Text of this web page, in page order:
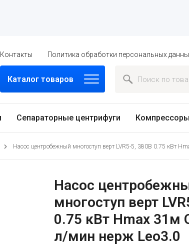
Контакты Политика обработки персональных
Каталог товаров
Сепараторные центрифуги Компрессоры
Насос центробежный многоступ верт LVR5-5, 380В 0.75 кВт
Насос
многоступ верт
0.75 кВт Hmax 31м
л/мин нерж Leo3.0